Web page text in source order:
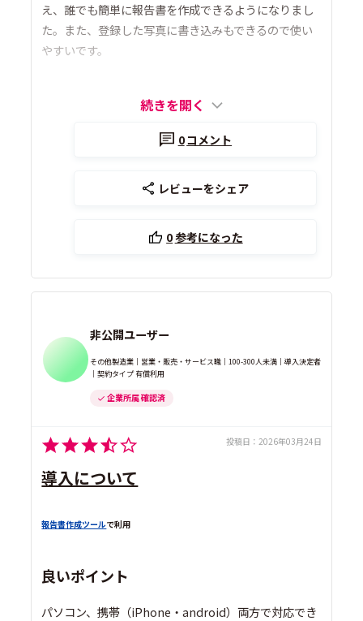
え、誰でも簡単に報告書を作成できるようになりまし
た。また、登録した写真に書き込みもできるので使い
やすいです。
続きを開く
0コメント
レビューをシェア
0参考になった
非公開ユーザー
その他製造業｜営業・販売・サービス職｜100-300人未満｜導入決定者
｜契約タイプ 有償利用
企業所属 確認済
投稿日： 2026年03月24日
導入について
報告書作成ツールで利用
良いポイント
パソコン、携帯（iPhone・android）両方で対応でき